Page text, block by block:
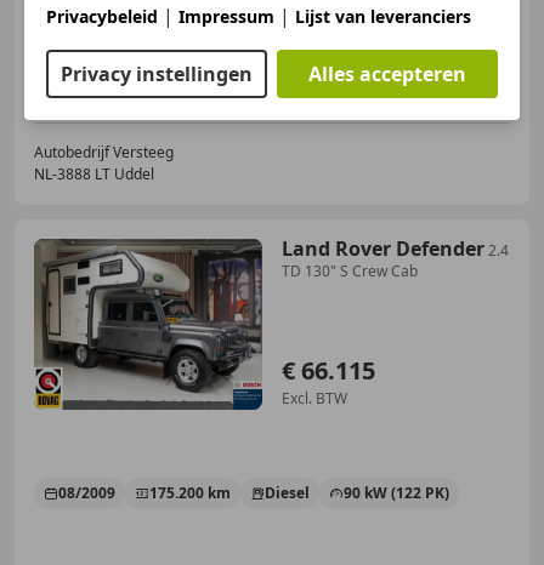
Autobedrijf Versteeg
NL-3888 LT Uddel
Land Rover Defender2.4
TD 130" S Crew Cab
€ 66.115
Excl. BTW
08/2009 175.200 km Diesel 90 kW (122 PK)
Privacybeleid | Impressum | Lijst van leveranciers
Privacy instellingen Alles accepteren